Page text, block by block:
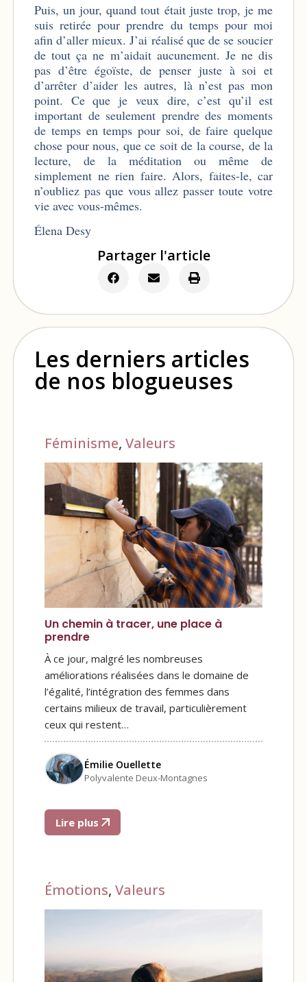
Puis, un jour, quand tout était juste trop, je me
suis retirée pour prendre du temps pour moi
afin d’aller mieux. J’ai réalisé que de se soucier
de tout ça ne m’aidait aucunement. Je ne dis
pas d’être égoïste, de penser juste à soi et
d’arrêter d’aider les autres, là n’est pas mon
point. Ce que je veux dire, c’est qu’il est
important de seulement prendre des moments
de temps en temps pour soi, de faire quelque
chose pour nous, que ce soit de la course, de la
lecture, de la méditation ou même de
simplement ne rien faire. Alors, faites-le, car
n’oubliez pas que vous allez passer toute votre
vie avec vous-mêmes.
Élena Desy
Partager l'article
Les derniers articles
de nos blogueuses
Féminisme, Valeurs
Un chemin à tracer, une place à
prendre
À ce jour, malgré les nombreuses
améliorations réalisées dans le domaine de
l’égalité, l’intégration des femmes dans
certains milieux de travail, particulièrement
ceux qui restent…
Émilie Ouellette
Polyvalente Deux-Montagnes
Lire plus
Émotions, Valeurs